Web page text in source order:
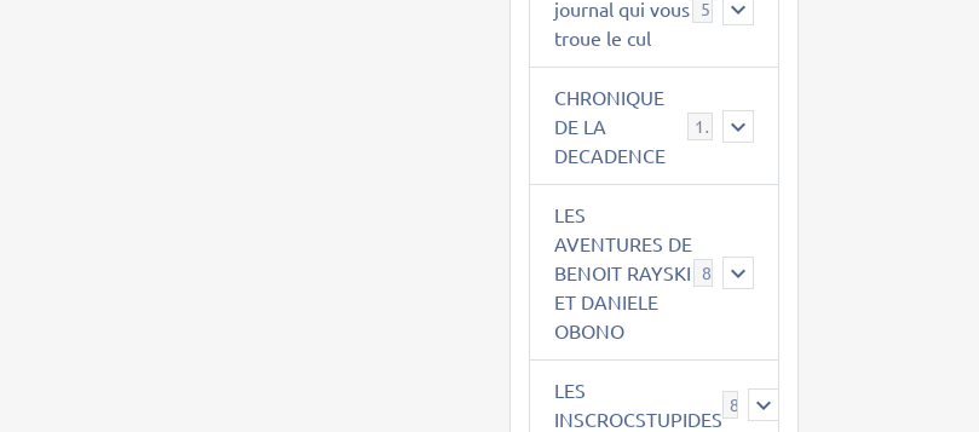
journal qui vous
troue le cul
CHRONIQUE
DE LA
DECADENCE
12
LES
AVENTURES DE
BENOIT RAYSKI
ET DANIELE
OBONO
LES
INSCROCSTUPIDES
8